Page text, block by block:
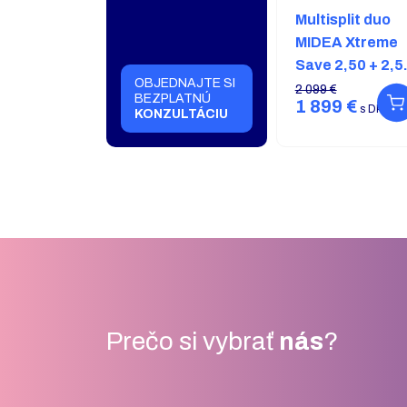
OBJEDNAJTE SI
BEZPLATNÚ
KONZULTÁCIU
Multisplit duo
MIDEA Xtreme
Save 2,50 +
/ 4,0 kW s
montážou v
2 099 €
1 899 € s DPH
Prečo si vybrať nás?